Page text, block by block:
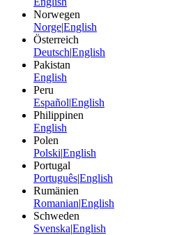
Norwegen
Norge|English
Österreich
Deutsch|English
Pakistan
English
Peru
Español|English
Philippinen
English
Polen
Polski|English
Portugal
Português|English
Rumänien
Romanian|English
Schweden
Svenska|English